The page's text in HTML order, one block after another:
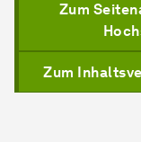
Zum
Zum